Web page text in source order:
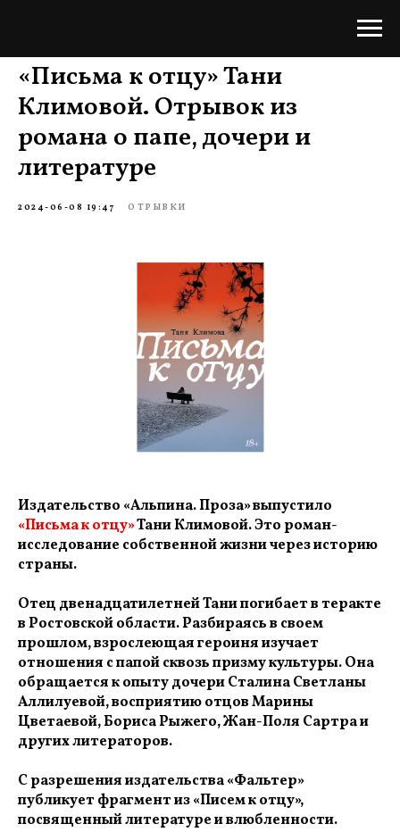
«Письма к отцу» Тани
Климовой. Отрывок из
романа о папе, дочери и
литературе
2024-06-08 19:47 ОТРЫВКИ
Издательство «Альпина. Проза» выпустило
«Письма к отцу»Тани Климовой. Это роман-
исследование собственной жизни через историю
страны.
Отец двенадцатилетней Тани погибает в теракте
в Ростовской области. Разбираясь в своем
прошлом, взрослеющая героиня изучает
отношения с папой сквозь призму культуры. Она
обращается к опыту дочери Сталина Светланы
Аллилуевой, восприятию отцов Марины
Цветаевой, Бориса Рыжего, Жан-Поля Сартра и
других литераторов.
С разрешения издательства «Фальтер»
публикует фрагмент из «Писем к отцу»,
посвященный литературе и влюбленности.